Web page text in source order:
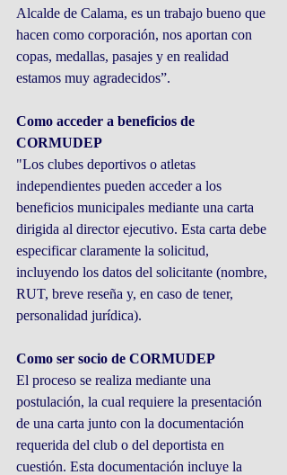
Alcalde de Calama, es un trabajo bueno que
hacen como corporación, nos aportan con
copas, medallas, pasajes y en realidad
estamos muy agradecidos”.
Como acceder a beneficios de
CORMUDEP
"Los clubes deportivos o atletas
independientes pueden acceder a los
beneficios municipales mediante una carta
dirigida al director ejecutivo. Esta carta debe
especificar claramente la solicitud,
incluyendo los datos del solicitante (nombre,
RUT, breve reseña y, en caso de tener,
personalidad jurídica).
Como ser socio de CORMUDEP
El proceso se realiza mediante una
postulación, la cual requiere la presentación
de una carta junto con la documentación
requerida del club o del deportista en
cuestión. Esta documentación incluye la